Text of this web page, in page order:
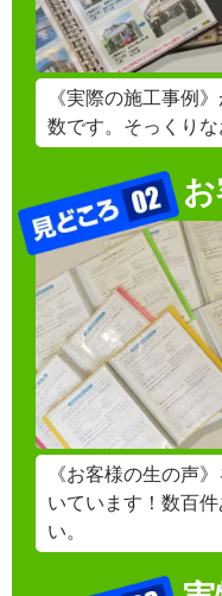
い。
《実際の施工事例
数です。そっくり
《お客様の生の声
いています！数百
い。